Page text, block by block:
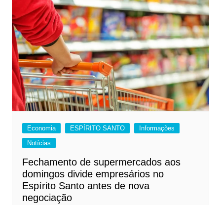
Economia ESPÍRITO SANTO
Informações
Notícias
Fechamento de supermercados aos
domingos divide empresários no
Espírito Santo antes de nova
negociação